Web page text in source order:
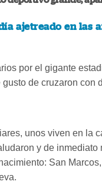
ajetreado en las
por el gigante
de cruzaron con
unos viven en la
y de inmediato
San